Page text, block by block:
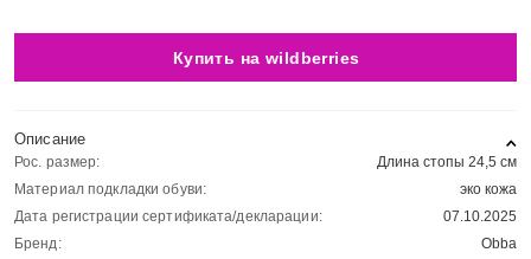
Купить на wildberries
Описание
Рос. размер:
Длина стопы 24,5 см
Материал подкладки обуви:
эко кожа
Дата регистрации сертификата/декларации:
07.10.2025
Бренд:
Obba